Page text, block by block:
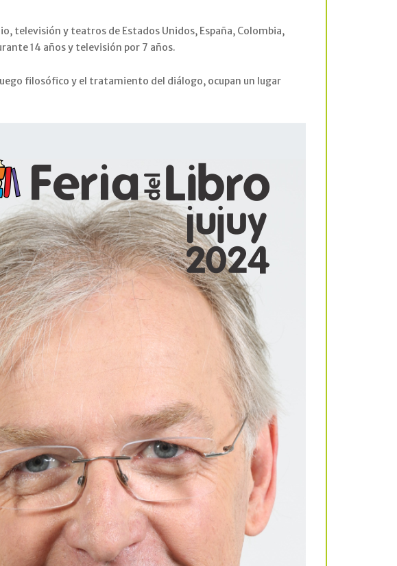
televisión y teatros de Estados Unidos, España, Colombia,
14 años y televisión por 7 años.
filosófico y el tratamiento del diálogo, ocupan un lugar